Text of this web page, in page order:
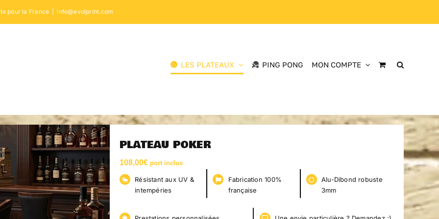
pour la France info@evolprint.com
LES PLATEAUX PING PONG MON COMPTE
PLATEAU POKER
108,00€ port inclus
Résistant aux UV &
intempéries
Fabrication 100%
française
Alu-Dibond robuste
3mm